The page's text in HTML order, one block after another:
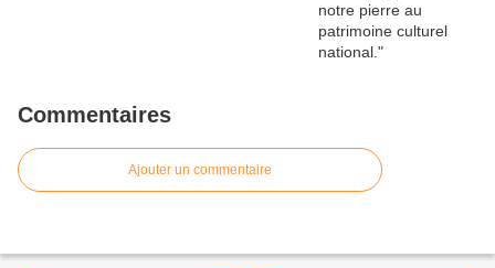
Commentaires
Ajouter un commentaire